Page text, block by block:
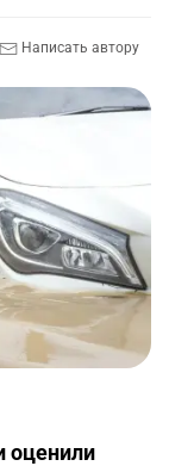
Написать автору
оценили